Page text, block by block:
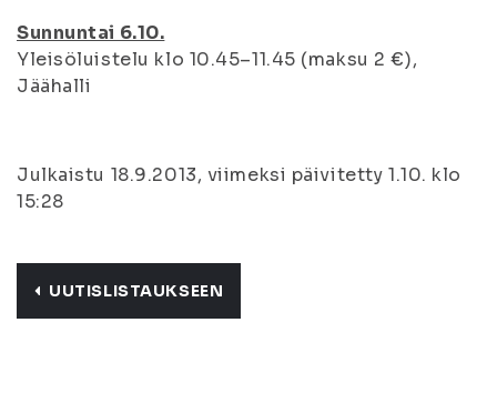
Sunnuntai 6.10.
Yleisöluistelu klo 10.45–11.45 (maksu 2 €),
Jäähalli
Julkaistu 18.9.2013, viimeksi päivitetty 1.10. klo
15:28
UUTISLISTAUKSEEN